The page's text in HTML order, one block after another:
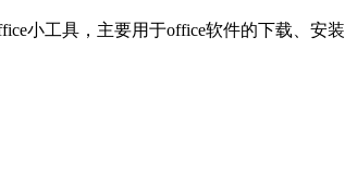
小工具，主要用于office软件的下载、